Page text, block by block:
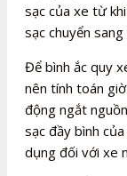
sạc của xe từ
sạc chuyển
Để bình ắc quy
nên tính toán
động ngắt
sạc đầy bình
dụng đối với xe